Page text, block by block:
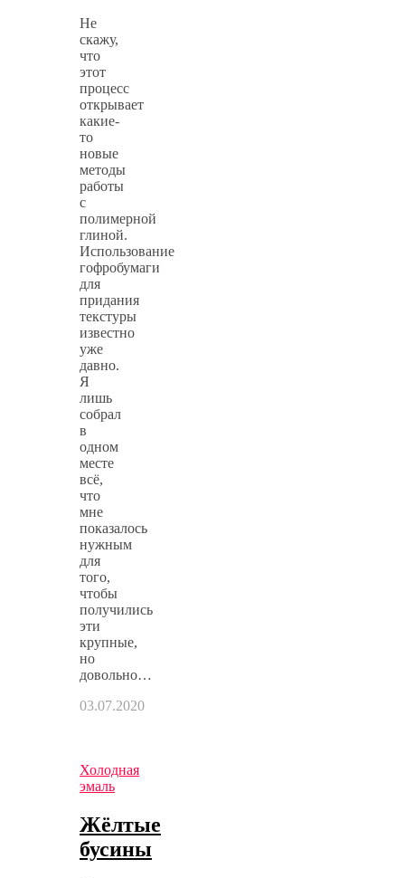
Не
скажу,
что
этот
процесс
открывает
какие-
то
новые
методы
работы
с
полимерной
глиной.
Использование
гофробумаги
для
придания
текстуры
известно
уже
давно.
Я
лишь
собрал
в
одном
месте
всё,
что
мне
показалось
нужным
для
того,
чтобы
получились
эти
крупные,
но
довольно…
03.07.2020
Холодная
эмаль
Жёлтые
бусины